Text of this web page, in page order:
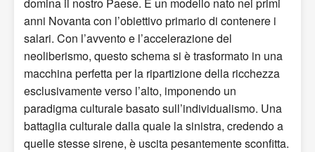
anni Novanta con l’obiettivo primario di contenere i
salari. Con l’avvento e l’accelerazione del
neoliberismo, questo schema si è trasformato in una
macchina perfetta per la ripartizione della ricchezza
esclusivamente verso l’alto, imponendo un
paradigma culturale basato sull’individualismo. Una
battaglia culturale dalla quale la sinistra, credendo a
quelle stesse sirene, è uscita pesantemente sconfitta.